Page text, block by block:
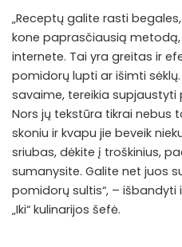
„Receptų galite rasti
kone paprasčiausią metodą,
internete. Tai yra greitas ir
pomidorų lupti ar išimti
savaime, tereikia
Nors jų tekstūra tikrai nebus
skoniu ir kvapu jie beveik
sriubas, dėkite į troškinius,
sumanysite. Galite net juos
pomidorų sultis“, –
„Iki“ kulinarijos šefė.